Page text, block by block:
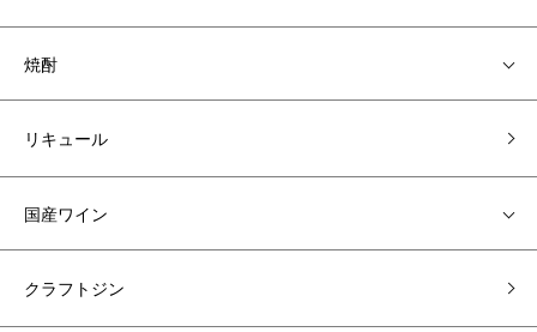
焼酎
リキュール
国産ワイン
クラフトジン